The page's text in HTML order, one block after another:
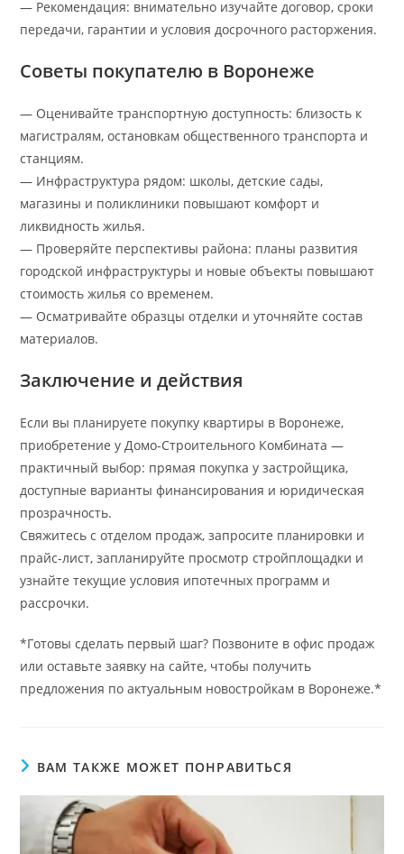
— Рекомендация: внимательно изучайте договор, сроки
передачи, гарантии и условия досрочного расторжения.
Советы покупателю в Воронеже
— Оценивайте транспортную доступность: близость к
магистралям, остановкам общественного транспорта и
станциям.
— Инфраструктура рядом: школы, детские сады,
магазины и поликлиники повышают комфорт и
ликвидность жилья.
— Проверяйте перспективы района: планы развития
городской инфраструктуры и новые объекты повышают
стоимость жилья со временем.
— Осматривайте образцы отделки и уточняйте состав
материалов.
Заключение и действия
Если вы планируете покупку квартиры в Воронеже,
приобретение у Домо-Строительного Комбината —
практичный выбор: прямая покупка у застройщика,
доступные варианты финансирования и юридическая
прозрачность.
Свяжитесь с отделом продаж, запросите планировки и
прайс-лист, запланируйте просмотр стройплощадки и
узнайте текущие условия ипотечных программ и
рассрочки.
*Готовы сделать первый шаг? Позвоните в офис продаж
или оставьте заявку на сайте, чтобы получить
предложения по актуальным новостройкам в Воронеже.*
ВАМ ТАКЖЕ МОЖЕТ ПОНРАВИТЬСЯ